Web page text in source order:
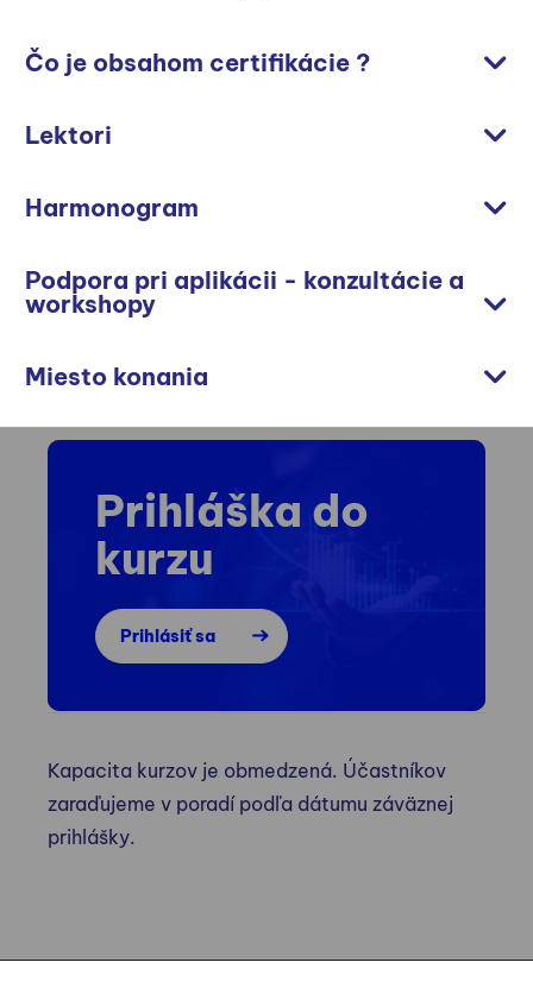
Čo je obsahom certifikácie ?
Lektori
Harmonogram
Podpora pri aplikácii - konzultácie a
workshopy
Miesto konania
Prihláška do
kurzu
Prihlásiť sa
Kapacita kurzov je obmedzená. Účastníkov
zaraďujeme v poradí podľa dátumu záväznej
prihlášky.